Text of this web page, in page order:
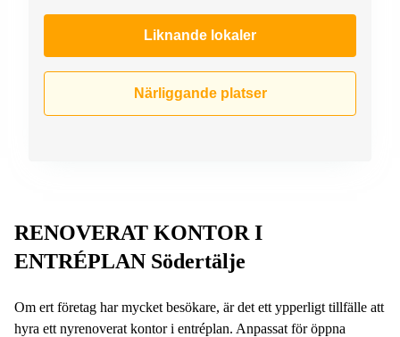
Liknande lokaler
Närliggande platser
RENOVERAT KONTOR I
ENTRÉPLAN Södertälje
Om ert företag har mycket besökare, är det ett ypperligt tillfälle att
hyra ett nyrenoverat kontor i entréplan. Anpassat för öppna